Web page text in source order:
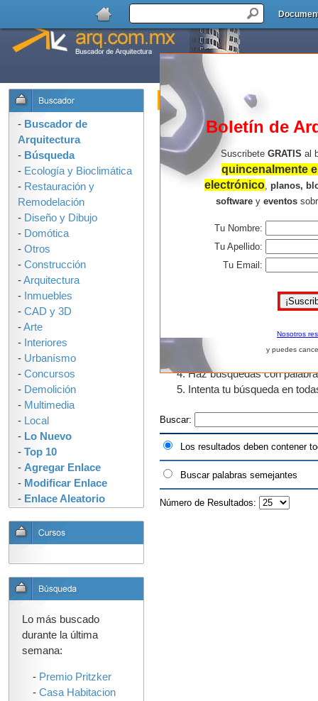
- Buscador de
Arquitectura
- Búsqueda
- Ecología y Bioclimática
- Restauración y
Remodelación
- Diseño y Dibujo
- Domótica
- Otros
- Construcción
-Arquitectura
- Inmuebles
- CAD y 3D
-Arte
- Interiores
- Urbanísmo
- Concursos
- Demolición
- Multimedia
- Local
- Lo Nuevo
- Top 10
- Agregar Enlace
- Modificar Enlace
- Enlace Aleatorio
Lo más buscado
durante la última
semana:
- Premio Pritzker
- Casa Habitacion
Buscador de Arquitectura :
OPCIONES DE BUSQUEDA:
Consejos para buscar mejor:
Usa solo las palabras que
palabras, mas resultados
No uses corchetes,
que tengan "urban" en
como urbano, urbanos,
Haz búsquedas con
Intenta tu búsqueda en
Buscar:
Los resultados deben contener
Buscar palabras semejantes
Número de Resultados:
Boletín de
Suscribete GRATIS al
quincenalmente
electrónico, planos,
softwarey eventos
Tu Nombre:
Tu Apellido:
Tu Email:
Nosotros
y puedes